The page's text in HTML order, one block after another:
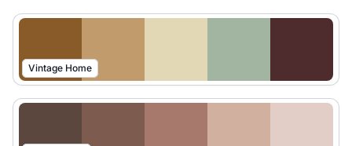
Vintage Home